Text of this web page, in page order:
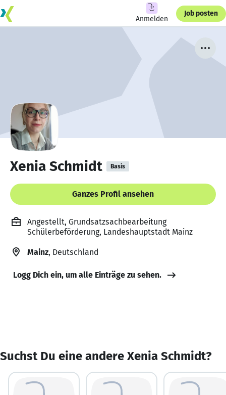
Anmelden
Job posten
Xenia Schmidt Basis
Ganzes Profil ansehen
Angestellt, Grundsatzsachbearbeitung
Schülerbeförderung, Landeshauptstadt Mainz
Mainz, Deutschland
Logg Dich ein, um alle Einträge zu sehen.
Suchst Du eine andere Xenia Schmidt?